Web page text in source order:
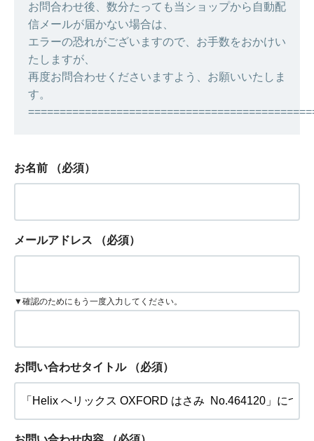
お問合わせ後、数分たっても当ショップから自動配
信メールが届かない場合は、
エラーの恐れがございますので、お手数をおかけい
たしますが、
再度お問合わせくださいますよう、お願いいたしま
す。
お名前 （必須）
メールアドレス （必須）
▼確認のためにもう一度入力してください。
お問い合わせタイトル （必須）